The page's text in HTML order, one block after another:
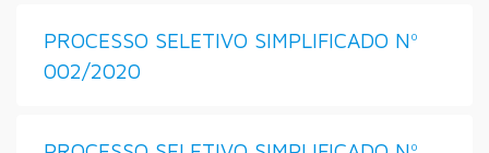
PROCESSO SELETIVO SIMPLIFICADO Nº
002/2020